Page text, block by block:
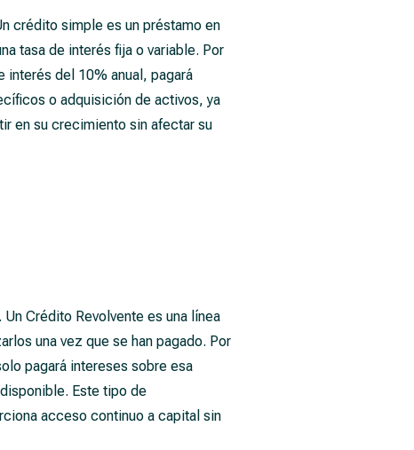
crédito simple es un préstamo en
tasa de interés fija o variable. Por
interés del 10% anual, pagará
o adquisición de activos, ya
en su crecimiento sin afectar su
Crédito Revolvente es una línea
una vez que se han pagado. Por
pagará intereses sobre esa
Este tipo de
acceso continuo a capital sin